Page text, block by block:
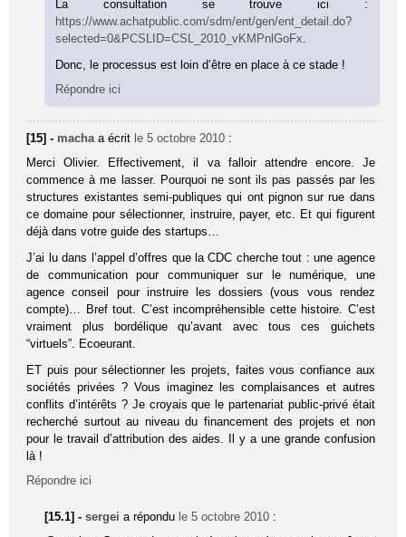
La consultation se trouve ici :
https://www.achatpublic.com/sdm/ent/gen/ent_detail.do?
selected=0&PCSLID=CSL_2010_vKMPnlGoFx
Donc, le processus est loin d’être en place à ce stade !
Répondre ici
[15] - macha a écrit le 5 octobre 2010 :
Merci Olivier. Effectivement, il va falloir attendre encore. Je
commence à me lasser. Pourquoi ne sont ils pas passés par les
structures existantes semi-publiques qui ont pignon sur rue dans
ce domaine pour sélectionner, instruire, payer, etc. Et qui figurent
déjà dans votre guide des startups…
J’ai lu dans l’appel d’offres que la CDC cherche tout : une agence
de communication pour communiquer sur le numérique, une
agence conseil pour instruire les dossiers (vous vous rendez
compte)… Bref tout. C’est incompréhensible cette histoire. C’est
vraiment plus bordélique qu’avant avec tous ces guichets
“virtuels”. Ecoeurant.
ET puis pour sélectionner les projets, faites vous confiance aux
sociétés privées ? Vous imaginez les complaisances et autres
conflits d’intérêts ? Je croyais que le partenariat public-privé était
recherché surtout au niveau du financement des projets et non
pour le travail d’attribution des aides. Il y a une grande confusion
là !
Répondre ici
[15.1] -sergei a répondu le 5 octobre 2010 :